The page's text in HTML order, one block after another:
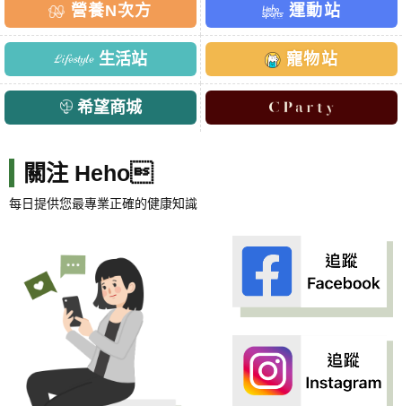
營養N次方 運動站
生活站 寵物站
希望商城
關注 Heho
每日提供您最專業正確的健康知識